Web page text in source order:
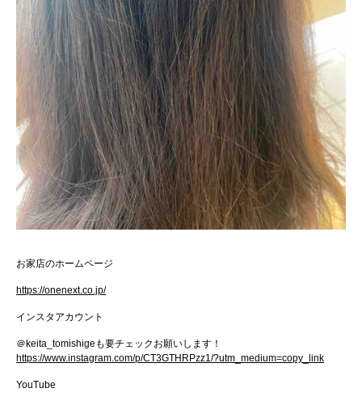
お家店のホームページ
https://onenext.co.jp/
インスタアカウント
＠keita_tomishige も要チェックお願いします！
https://www.instagram.com/p/CT3GTHRPzz1/?utm_medium=copy_link
YouTube